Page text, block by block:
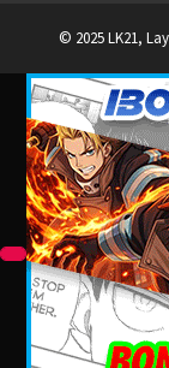
© 2025 LK21,